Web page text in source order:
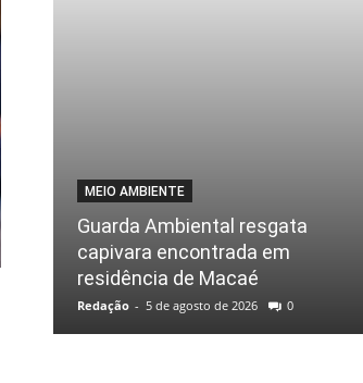
MEIO AMBIENTE
Guarda Ambiental resgata
capivara encontrada em
residência de Macaé
Redação - 5 de agosto de 2026 0